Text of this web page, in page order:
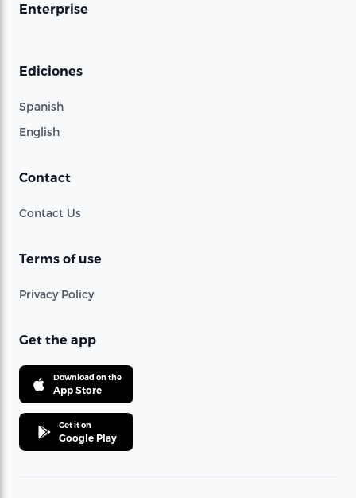
Enterprise
Ediciones
Spanish
English
Contact
Contact Us
Terms of use
Privacy Policy
Get the app
Download on the
App Store
Get it on
Google Play